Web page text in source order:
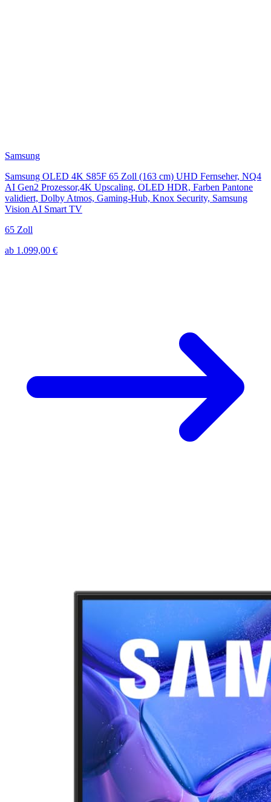
Samsung
Samsung OLED 4K S85F 65 Zoll (163 cm) UHD Fernseher, NQ4
AI Gen2 Prozessor,4K Upscaling, OLED HDR, Farben Pantone
validiert, Dolby Atmos, Gaming-Hub, Knox Security, Samsung
Vision AI Smart TV
65 Zoll
ab 1.099,00 €